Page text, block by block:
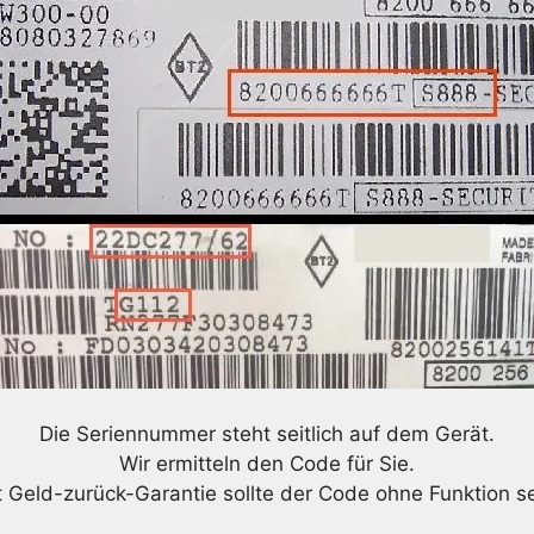
Die Seriennummer steht seitlich auf dem Gerät.
Wir ermitteln den Code für Sie.
Geld-zurück-Garantie sollte der Code ohne Funktion